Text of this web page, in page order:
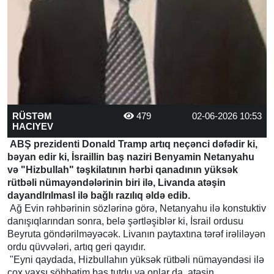
RÜSTƏM
HACIYEV
479 02-06-2026 10:53
ABŞ prezidenti Donald Tramp artıq neçənci dəfədir ki,
bəyan edir ki, İsraillin baş naziri Benyamin Netanyahu
və "Hizbullah" təşkilatının hərbi qanadının yüksək
rütbəli nümayəndələrinin biri ilə, Livanda atəşin
dayandlrılmasl ilə bağlı razılıq əldə edib.
Ağ Evin rəhbərinin sözlərinə görə, Netanyahu ilə konstuktiv
danışıqlarından sonra, belə şərtləşiblər ki, İsrail ordusu
Beyruta göndərilməyəcək. Livanın paytaxtına tərəf irəliləyən
ordu qüvvələri, artıq geri qayıdır.
"Eyni qaydada, Hizbullahın yüksək rütbəli nümayəndəsi ilə